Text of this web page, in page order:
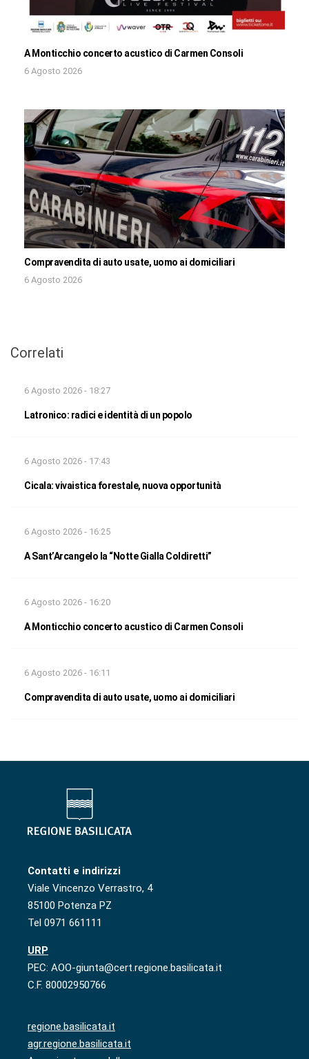
A Monticchio concerto acustico di Carmen Consoli
6 Agosto 2026
Compravendita di auto usate, uomo ai domiciliari
6 Agosto 2026
Correlati
6 Agosto 2026 - 18:27
Latronico: radici e identità di un popolo
6 Agosto 2026 - 17:43
Cicala: vivaistica forestale, nuova opportunità
6 Agosto 2026 - 16:25
A Sant’Arcangelo la “Notte Gialla Coldiretti”
6 Agosto 2026 - 16:20
A Monticchio concerto acustico di Carmen Consoli
6 Agosto 2026 - 16:11
Compravendita di auto usate, uomo ai domiciliari
Contatti e indirizzi
Viale Vincenzo Verrastro, 4
85100 Potenza PZ
Tel 0971 661111
URP
PEC: AOO-giunta@cert.regione.basilicata.it
C.F. 80002950766
regione.basilicata.it
agr.regione.basilicata.it